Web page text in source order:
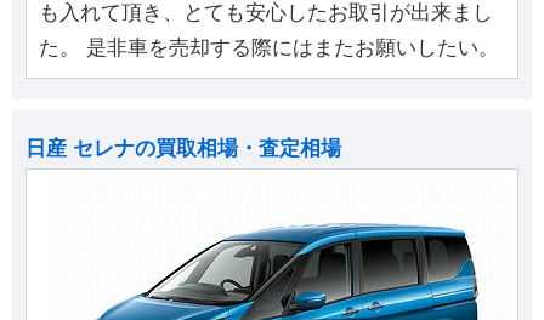
も入れて頂き、とても安心したお取引が出来まし
た。 是非車を売却する際にはまたお願いしたい。
日産 セレナの買取相場・査定相場